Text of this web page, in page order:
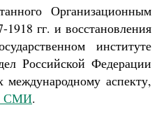
Организационным
1918 гг. и восстановления
институте
Российской Федерации
аспекту,
СМИ.